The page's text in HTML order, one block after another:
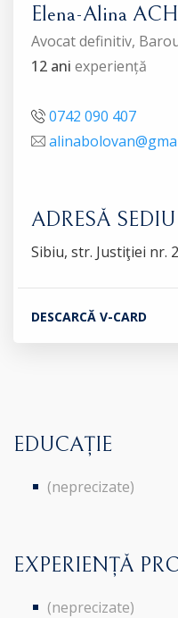
Elena-Alina
Avocat definitiv,
12 ani experiență
0742 090 407
ADRESĂ SEDIU
Sibiu, str. Justiţiei nr. 2
DESCARCĂ V-CARD
EDUCAȚIE
(neprecizate)
EXPERIENȚĂ
(neprecizate)